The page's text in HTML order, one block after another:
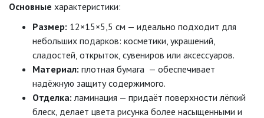
Основные характеристики:
Размер: 12×15×5,5 см — идеально подходит для
небольших подарков: косметики, украшений,
сладостей, открыток, сувениров или аксессуаров.
Материал: плотная бумага — обеспечивает
надёжную защитусодержимого.
Отделка: ламинация — придаёт поверхности лёгкий
блеск, делает цвета рисунка более насыщенными и